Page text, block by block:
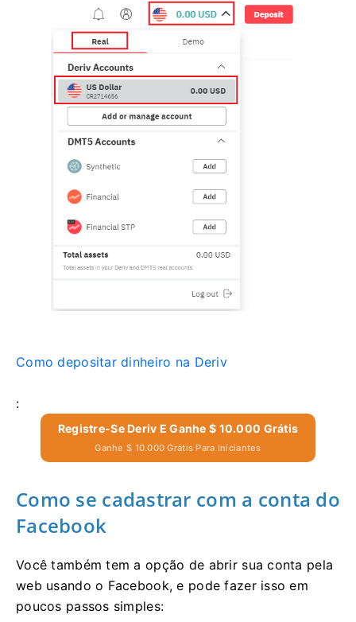
Como depositar dinheiro na Deriv
:
Registre-Se Deriv E Ganhe $ 10.000 Grátis
Ganhe $ 10.000 Grátis Para Iniciantes
Como se cadastrar com a conta do
Facebook
Você também tem a opção de abrir sua conta pela
web usando o Facebook, e pode fazer isso em
poucos passos simples: